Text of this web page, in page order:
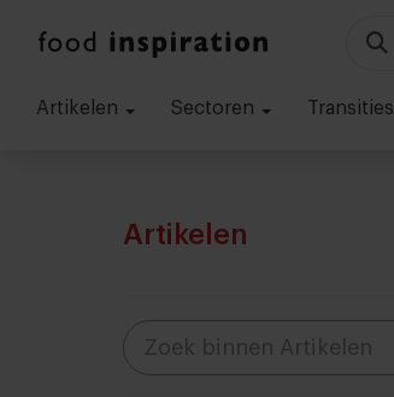
Artikelen Sectoren Transities
Artikelen